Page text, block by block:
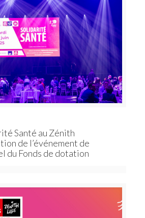
Santé au Zénith
de l’événement de
du Fonds de dotation